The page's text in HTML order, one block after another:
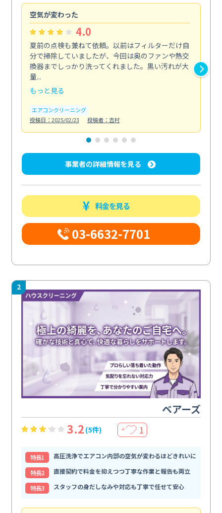
空気が変わった
4.0
夏前の点検も兼ねて依頼。以前はフィルターだけ自
分で掃除していましたが、今回は奥のファンや熱交
換器までしっかり洗ってくれました。黒い汚れが大
量...
もっと見る
エアコンクリーニング
投稿日：2025/02/23
投稿者：吉村
事業者の詳細情報を見る
料金を見る
03-6632-7701
2
ベアーズ
3.2 (5件) ＋ 1
特⻑1
高圧洗浄でエアコン内部の空気が変わるほどきれいに
特⻑2
直接契約で料金を抑えつつ丁寧な作業と報告も両立
特⻑3
スタッフの身だしなみや対応も丁寧で任せて安心